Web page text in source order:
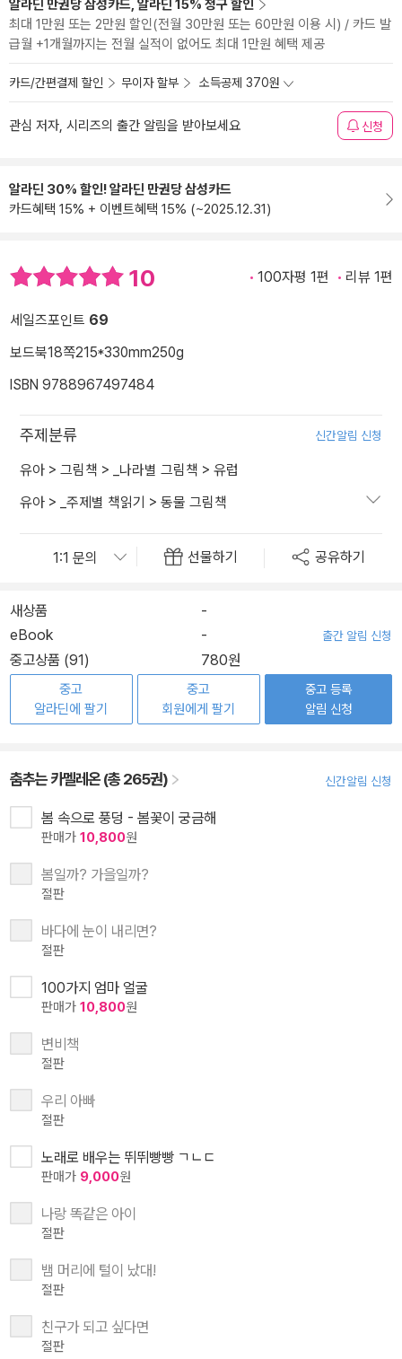
알라딘 만권당 삼성카드, 알라딘 15% 청구 할인
최대 1만원 또는 2만원 할인(전월 30만원 또는 60만원 이용 시) / 카드 발
급월 +1개월까지는 전월 실적이 없어도 최대 1만원 혜택 제공
카드/간편결제 할인 무이자 할부 소득공제 370원
관심 저자, 시리즈의 출간 알림을 받아보세요 신청
알라딘 30% 할인! 알라딘 만권당 삼성카드
카드혜택 15% + 이벤트혜택 15% (~2025.12.31)
10 100자평 1편 리뷰 1편
세일즈포인트 69
보드북18쪽215*330mm250g
ISBN 9788967497484
주제분류 신간알림 신청
유아 > 그림책 > _나라별 그림책 > 유럽
유아 > _주제별 책읽기 > 동물 그림책
선물하기 공유하기
새상품
-
eBook
- 출간 알림 신청
중고상품 (91) 780원
중고
알라딘에 팔기
중고
회원에게 팔기
중고 등록
알림 신청
춤추는 카멜레온 (총 265권) 신간알림 신청
봄 속으로 풍덩 - 봄꽃이 궁금해
판매가 10,800원
봄일까? 가을일까?
절판
바다에 눈이 내리면?
절판
100가지 엄마 얼굴
판매가 10,800원
변비책
절판
우리 아빠
절판
노래로 배우는 뛰뛰빵빵 ㄱㄴㄷ
판매가 9,000원
나랑 똑같은 아이
절판
뱀 머리에 털이 났대!
절판
친구가 되고 싶다면
절판